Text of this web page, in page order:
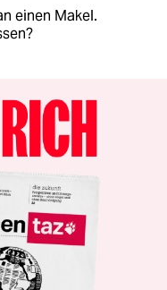
einen Makel.